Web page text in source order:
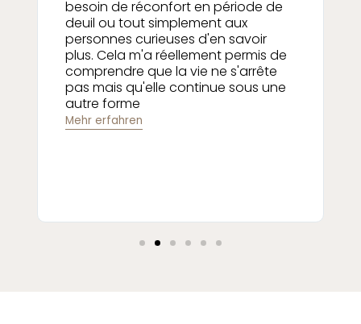
dans ma médiumnité ! Elle m'a
apporté la guidance parfaite,
professionnelle et bienveillante avec
des messages très concrets du
monde spirituel. Toujours un vrai
plaisir de suivre ses cours.